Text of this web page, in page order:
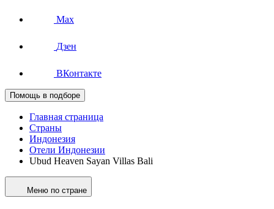
Max
Дзен
ВКонтакте
Помощь в подборе
Главная страница
Страны
Индонезия
Отели Индонезии
Ubud Heaven Sayan Villas Bali
Меню по стране